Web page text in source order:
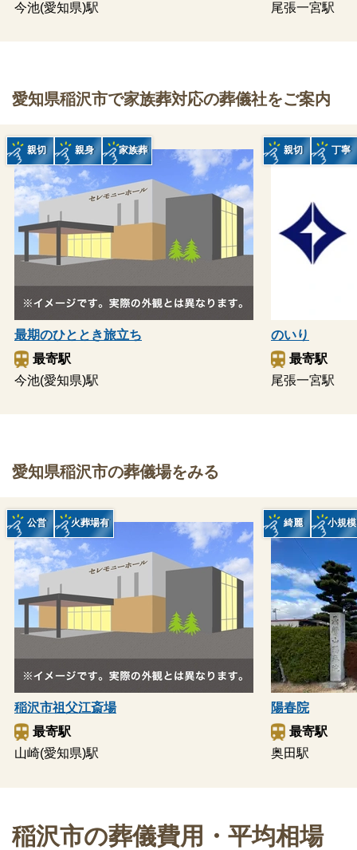
今池(愛知県)駅
尾張一宮駅
愛知県稲沢市で家族葬対応の葬儀社をご案内
最期のひととき旅立ち
最寄駅
今池(愛知県)駅
親切 親身 家族葬
のいり
最寄駅
尾張一宮駅
親切 丁寧
愛知県稲沢市の葬儀場をみる
稲沢市祖父江斎場
最寄駅
山崎(愛知県)駅
公営 火葬場有
陽春院
最寄駅
奥田駅
綺麗 小規模
稲沢市の葬儀費用・平均相場